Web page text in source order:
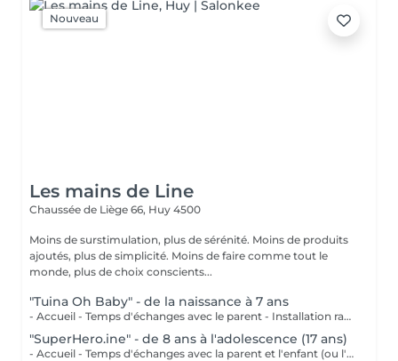
Nouveau
Les mains de Line
Chaussée de Liège 66, Huy 4500
Moins de surstimulation, plus de sérénité. Moins de produits
ajoutés, plus de simplicité. Moins de faire comme tout le
monde, plus de choix conscients...
"Tuina Oh Baby" - de la naissance à 7 ans
- Accueil - Temps d'échanges avec le parent - Installation rassurante et sécurisante - Massage de 20 minutes - Rituel de fin par le bol tibétain
"SuperHero.ine" - de 8 ans à l'adolescence (17 ans)
- Accueil - Temps d'échanges avec la parent et l'enfant (ou l'adolescent) - Installation - Massage de 30 minutes - Rituel de fin par le bol tibétain et sa boisson fraîche au chaude